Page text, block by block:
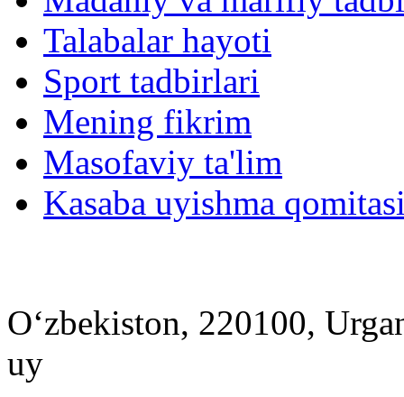
Talabalar hayoti
Sport tadbirlari
Mening fikrim
Masofaviy ta'lim
Kasaba uyishma
Oʻzbekiston, 220100,
uy